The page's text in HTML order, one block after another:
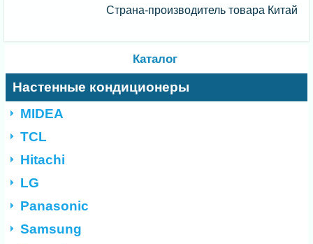
Страна-производитель товара Китай
Каталог
Настенные кондиционеры
MIDEA
TCL
Hitachi
LG
Panasonic
Samsung